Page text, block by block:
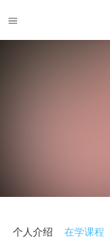
个人介绍 在学课程